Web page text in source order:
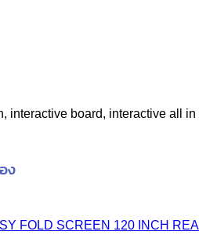
interactive board, interactive all
ง